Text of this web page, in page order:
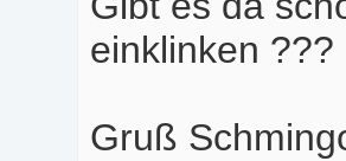
einklinken ???
Gruß